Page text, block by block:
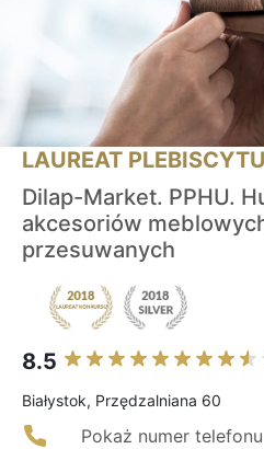
LAUREAT
Dilap-Market. PPHU.
akcesoriów
przesuwanych
8.5
Białystok, Przędzalniana 60
Pokaż numer telefonu